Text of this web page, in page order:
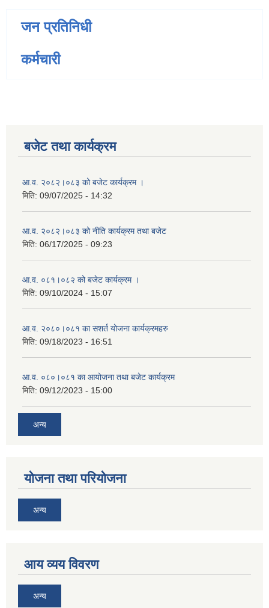
जन प्रतिनिधी
कर्मचारी
बजेट तथा कार्यक्रम
आ.व. २०८२।०८३ को बजेट कार्यक्रम ।
मिति: 09/07/2025 - 14:32
आ.व. २०८२।०८३ को नीति कार्यक्रम तथा बजेट
मिति: 06/17/2025 - 09:23
आ.व. ०८१।०८२ को बजेट कार्यक्रम ।
मिति: 09/10/2024 - 15:07
आ.व. २०८०।०८१ का सशर्त योजना कार्यक्रमहरु
मिति: 09/18/2023 - 16:51
आ.व. ०८०।०८१ का आयोजना तथा बजेट कार्यक्रम
मिति: 09/12/2023 - 15:00
अन्य
योजना तथा परियोजना
अन्य
आय व्यय विवरण
अन्य